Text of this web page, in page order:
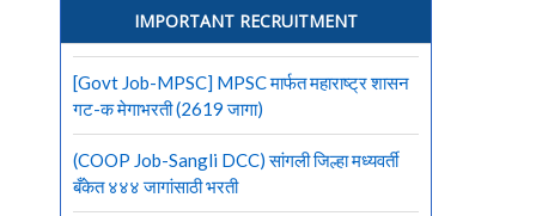
IMPORTANT RECRUITMENT
[Govt Job-MPSC] MPSC मार्फत महाराष्ट्र शासन
गट-क मेगाभरती (2619 जागा)
(COOP Job-Sangli DCC) सांगली जिल्हा मध्यवर्ती
बँकेत ४४४ जागांसाठी भरती